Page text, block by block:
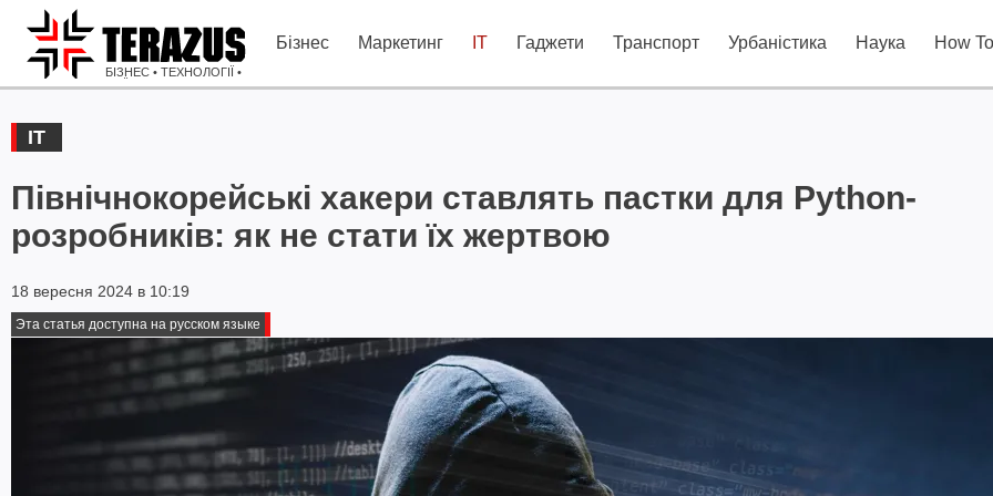
БІЗНЕС • ТЕХНОЛОГІЇ •
ІДЕЇ
Бізнес Маркетинг IT Гаджети Транспорт Урбаністика Наука How To
IT
Північнокорейські хакери ставлять пастки для Python-
розробників: як не стати їх жертвою
18 вересня 2024 в 10:19
Эта статья доступна на русском языке